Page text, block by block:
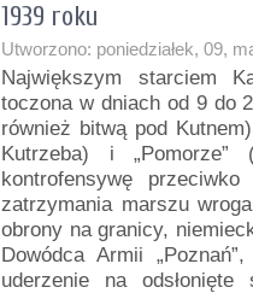
1939 roku
Utworzono: poniedziałek, 09,
Największym starciem
toczona w dniach od 9 do
również bitwą pod
Kutrzeba) i „Pomorze”
kontrofensywę
zatrzymania marszu
obrony na granicy,
Dowódca Armii
uderzenie na